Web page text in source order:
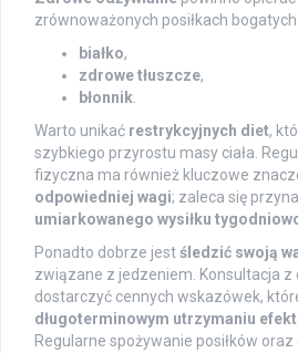
zrównoważonych posiłkach bogatych
białko,
zdrowe tłuszcze,
błonnik
Warto unikać restrykcyjnych diet,
szybkiego przyrostu masy ciała.
fizyczna ma również kluczowe
odpowiedniej wagi; zaleca się
umiarkowanego wysiłku
Ponadto dobrze jestśledzić swoją
związane z jedzeniem. Konsultacja
dostarczyć cennych wskazówek,
długoterminowym utrzymaniu
Regularne spożywanie posiłków